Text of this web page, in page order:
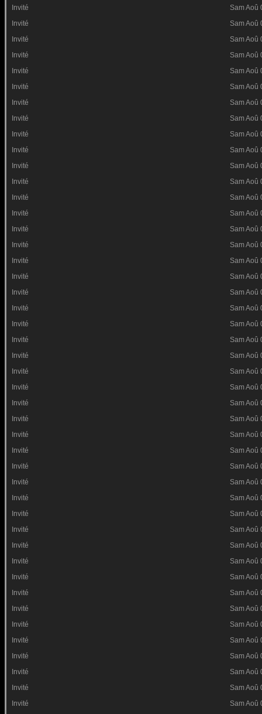
Invité
Sam Aoû
Invité
Sam Aoû
Invité
Sam Aoû
Invité
Sam Aoû
Invité
Sam Aoû
Invité
Sam Aoû
Invité
Sam Aoû
Invité
Sam Aoû
Invité
Sam Aoû
Invité
Sam Aoû
Invité
Sam Aoû
Invité
Sam Aoû
Invité
Sam Aoû
Invité
Sam Aoû
Invité
Sam Aoû
Invité
Sam Aoû
Invité
Sam Aoû
Invité
Sam Aoû
Invité
Sam Aoû
Invité
Sam Aoû
Invité
Sam Aoû
Invité
Sam Aoû
Invité
Sam Aoû
Invité
Sam Aoû
Invité
Sam Aoû
Invité
Sam Aoû
Invité
Sam Aoû
Invité
Sam Aoû
Invité
Sam Aoû
Invité
Sam Aoû
Invité
Sam Aoû
Invité
Sam Aoû
Invité
Sam Aoû
Invité
Sam Aoû
Invité
Sam Aoû
Invité
Sam Aoû
Invité
Sam Aoû
Invité
Sam Aoû
Invité
Sam Aoû
Invité
Sam Aoû
Invité
Sam Aoû
Invité
Sam Aoû
Invité
Sam Aoû
Invité
Sam Aoû
Invité
Sam Aoû